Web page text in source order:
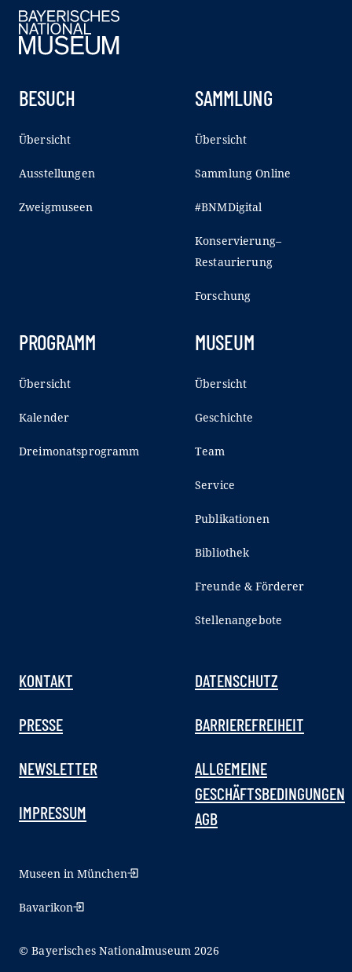
BESUCH
Übersicht
Ausstellungen
Zweigmuseen
SAMMLUNG
Übersicht
Sammlung Online
#BNMDigital
Konservierung–
Restaurierung
Forschung
PROGRAMM
Übersicht
Kalender
Dreimonatsprogramm
MUSEUM
Übersicht
Geschichte
Team
Service
Publikationen
Bibliothek
Freunde & Förderer
Stellenangebote
KONTAKT
PRESSE
NEWSLETTER
IMPRESSUM
DATENSCHUTZ
BARRIEREFREIHEIT
ALLGEMEINE
GESCHÄFTSBEDINGUNGEN
AGB
Museen in München
Bavarikon
© Bayerisches Nationalmuseum 2026